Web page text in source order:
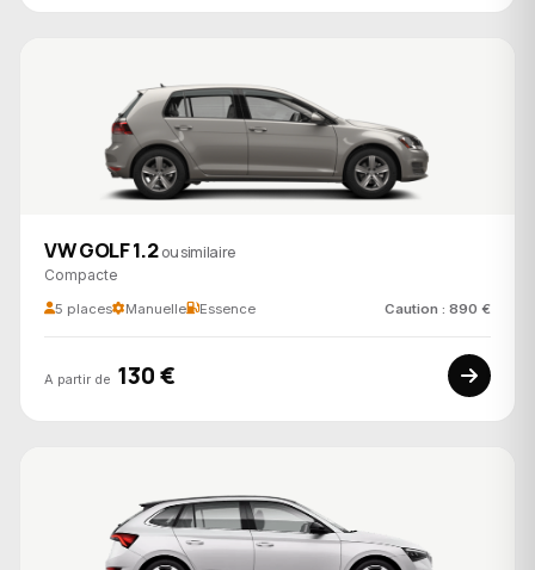
VW GOLF 1.2ou similaire
Compacte
5 places Manuelle Essence Caution : 890 €
A partir de 130 €